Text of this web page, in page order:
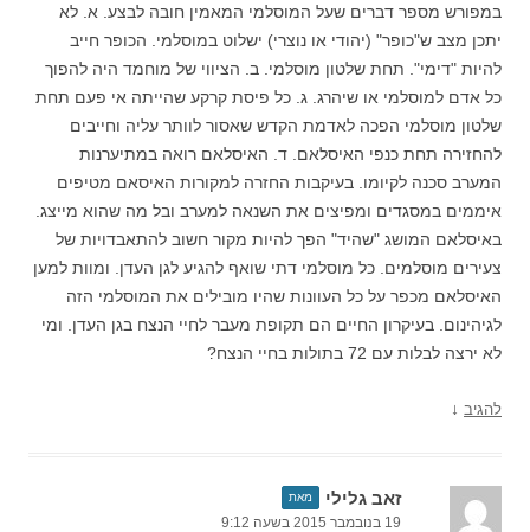
במפורש מספר דברים שעל המוסלמי המאמין חובה לבצע. א. לא
יתכן מצב ש"כופר" (יהודי או נוצרי) ישלוט במוסלמי. הכופר חייב
להיות "דימי". תחת שלטון מוסלמי. ב. הציווי של מוחמד היה להפוך
כל אדם למוסלמי או שיהרג. ג. כל פיסת קרקע שהייתה אי פעם תחת
שלטון מוסלמי הפכה לאדמת הקדש שאסור לוותר עליה וחייבים
להחזירה תחת כנפי האיסלאם. ד. האיסלאם רואה במתיערנות
המערב סכנה לקיומו. בעיקבות החזרה למקורות האיסאם מטיפים
איממים במסגדים ומפיצים את השנאה למערב ובל מה שהוא מייצג.
באיסלאם המושג "שהיד" הפך להיות מקור חשוב להתאבדויות של
צעירים מוסלמים. כל מוסלמי דתי שואף להגיע לגן העדן. ומוות למען
האיסלאם מכפר על כל העוונות שהיו מובילים את המוסלמי הזה
לגיהינום. בעיקרון החיים הם תקופת מעבר לחיי הנצח בגן העדן. ומי
לא ירצה לבלות עם 72 בתולות בחיי הנצח?
להגיב ↓
זאב גלילי מאת
19 בנובמבר 2015 בשעה 9:12